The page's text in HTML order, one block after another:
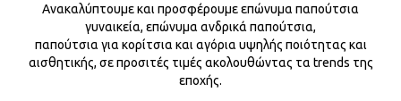
Ανακαλύπτουμε και προσφέρουμε επώνυμα παπούτσια
γυναικεία, επώνυμα ανδρικά παπούτσια,
παπούτσια για κορίτσια και αγόρια υψηλής ποιότητας και
αισθητικής, σε προσιτές τιμές ακολουθώντας τα trends της
εποχής.